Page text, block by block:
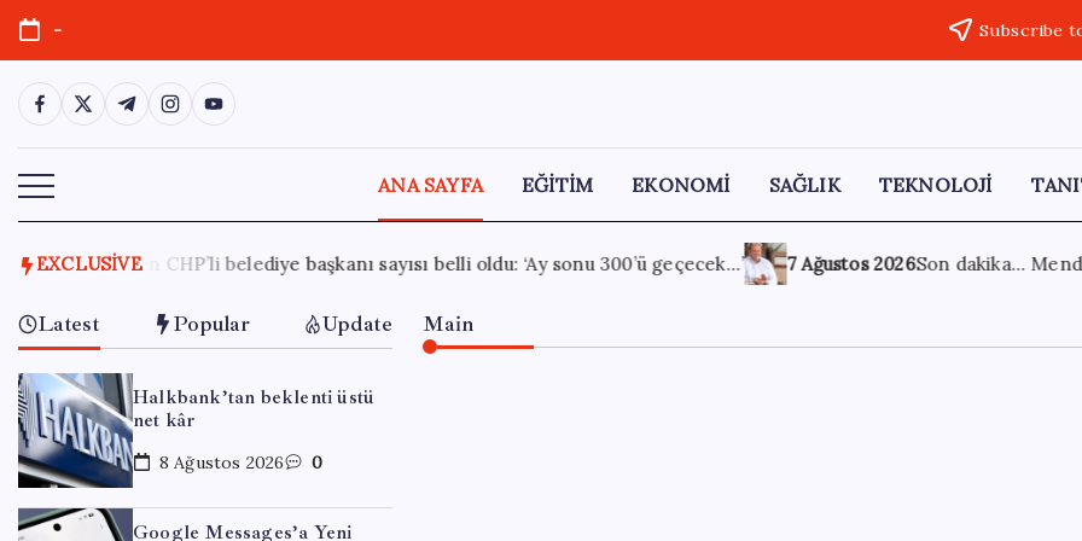
Skip
content
- Subscribe
https://www.facebook.com/
https://twitter.com/
https://t.me/
https://www.instagram.com/
https://youtube.com/
ANA SAYFA EĞİTİM EKONOMİ SAĞLIK TEKNOLOJİ
EXCLUSIVE
sayısı belli oldu: ‘Ay sonu 300’ü geçecek…’ 7 Ağustos 2026Son dakika… Menderes Belediye Başkanı İlkay Çiçek
Latest Popular Update
Halkbank’tan beklenti üstü
net kâr
8 Ağustos 2026 0
Google Messages’a Yeni
Main